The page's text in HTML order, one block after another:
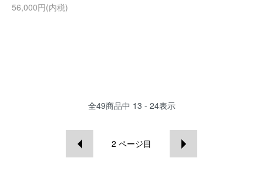
56,000円(内税)
全49商品中 13 - 24表示
2 ページ目